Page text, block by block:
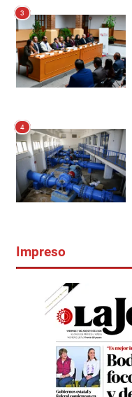
3
4
Impreso